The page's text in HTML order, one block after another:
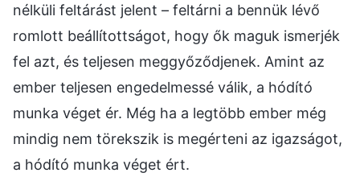
nélküli feltárást jelent – feltárni a bennük lévő
romlott beállítottságot, hogy ők maguk ismerjék
fel azt, és teljesen meggyőződjenek. Amint az
ember teljesen engedelmessé válik, a hódító
munka véget ér. Még ha a legtöbb ember még
mindig nem törekszik is megérteni az igazságot,
a hódító munka véget ért.